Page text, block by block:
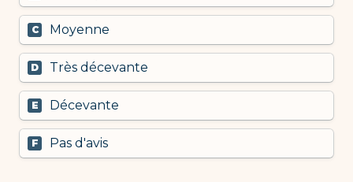
C Moyenne
D Très décevante
E Décevante
F Pas d'avis